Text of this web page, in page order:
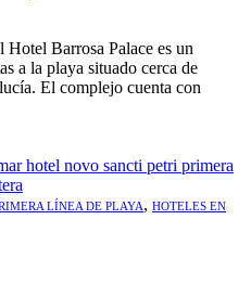
Barrosa Palace es un
a la playa situado cerca de
El complejo cuenta con
LÍNEA DE PLAYA, HOTELES EN